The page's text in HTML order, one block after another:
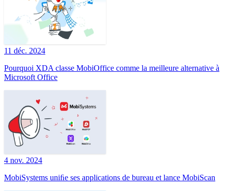
11 déc. 2024
Pourquoi XDA classe MobiOffice comme la meilleure alternative à
Microsoft Office
4 nov. 2024
MobiSystems uniﬁe ses applications de bureau et lance MobiScan